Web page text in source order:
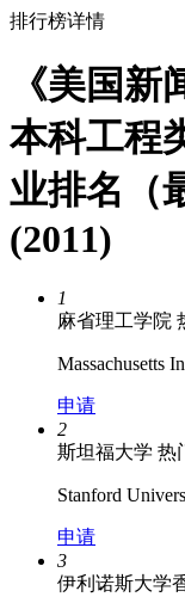
排行榜详情
《美国新
本科工程
业排名（
(2011)
1
麻省理工学院
Massachusetts
申请
2
斯坦福大学 热
Stanford
申请
3
伊利诺斯大学